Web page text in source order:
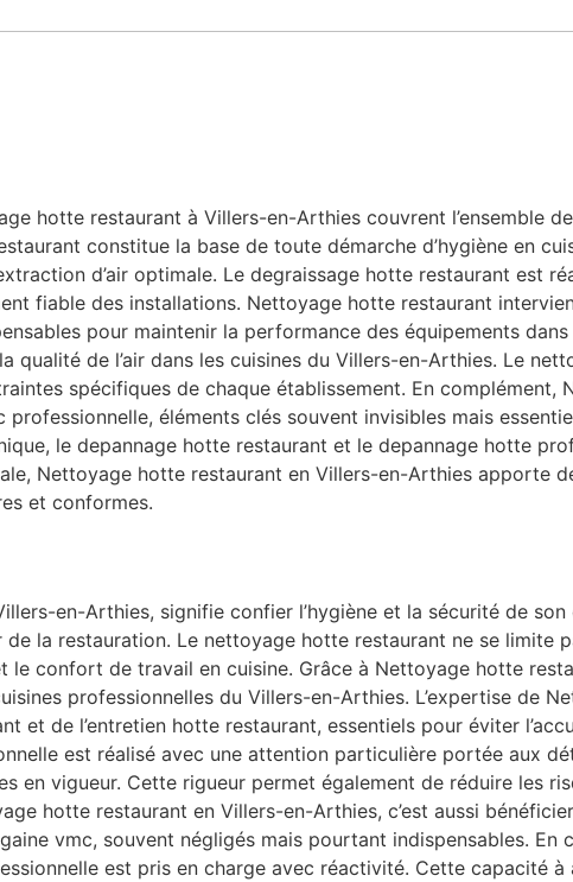
hotte restaurant à Villers-en-Arthies couvrent l’ensemble
constitue la base de toute démarche d’hygiène en
d’air optimale. Le degraissage hotte restaurant est
fiable des installations. Nettoyage hotte restaurant
pour maintenir la performance des équipements
qualité de l’air dans les cuisines du Villers-en-Arthies. Le
spécifiques de chaque établissement. En complément,
professionnelle, éléments clés souvent invisibles mais
le depannage hotte restaurant et le depannage hotte
Nettoyage hotte restaurant en Villers-en-Arthies apporte
et conformes.
en-Arthies, signifie confier l’hygiène et la sécurité de
la restauration. Le nettoyage hotte restaurant ne se limite
le confort de travail en cuisine. Grâce à Nettoyage hotte
professionnelles du Villers-en-Arthies. L’expertise de
et de l’entretien hotte restaurant, essentiels pour éviter
est réalisé avec une attention particulière portée aux
en vigueur. Cette rigueur permet également de réduire les
hotte restaurant en Villers-en-Arthies, c’est aussi
vmc, souvent négligés mais pourtant indispensables.
est pris en charge avec réactivité. Cette capacité